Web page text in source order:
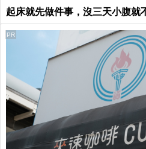
起床就先做件事，沒三天小腹就
PR